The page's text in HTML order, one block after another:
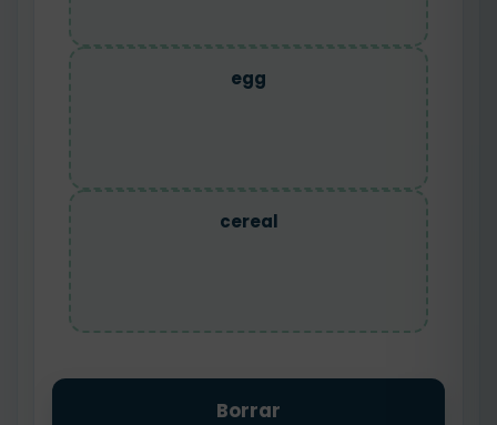
egg
cereal
Borrar